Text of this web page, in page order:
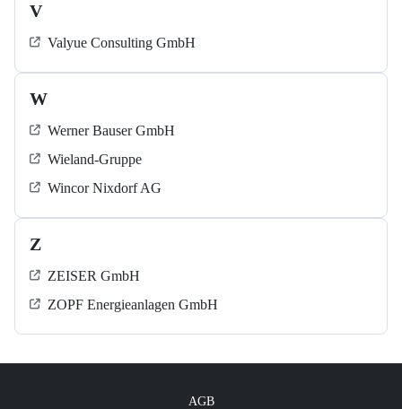
V
Valyue Consulting GmbH
W
Werner Bauser GmbH
Wieland-Gruppe
Wincor Nixdorf AG
Z
ZEISER GmbH
ZOPF Energieanlagen GmbH
AGB